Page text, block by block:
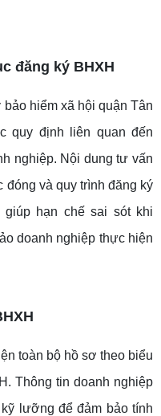
đăng ký BHXH
hiểm xã hội quận Tân
quy định liên quan đến
nghiệp. Nội dung tư vấn
đóng và quy trình đăng ký
giúp hạn chế sai sót khi
doanh nghiệp thực hiện
toàn bộ hồ sơ theo biểu
Thông tin doanh nghiệp
lưỡng để đảm bảo tính